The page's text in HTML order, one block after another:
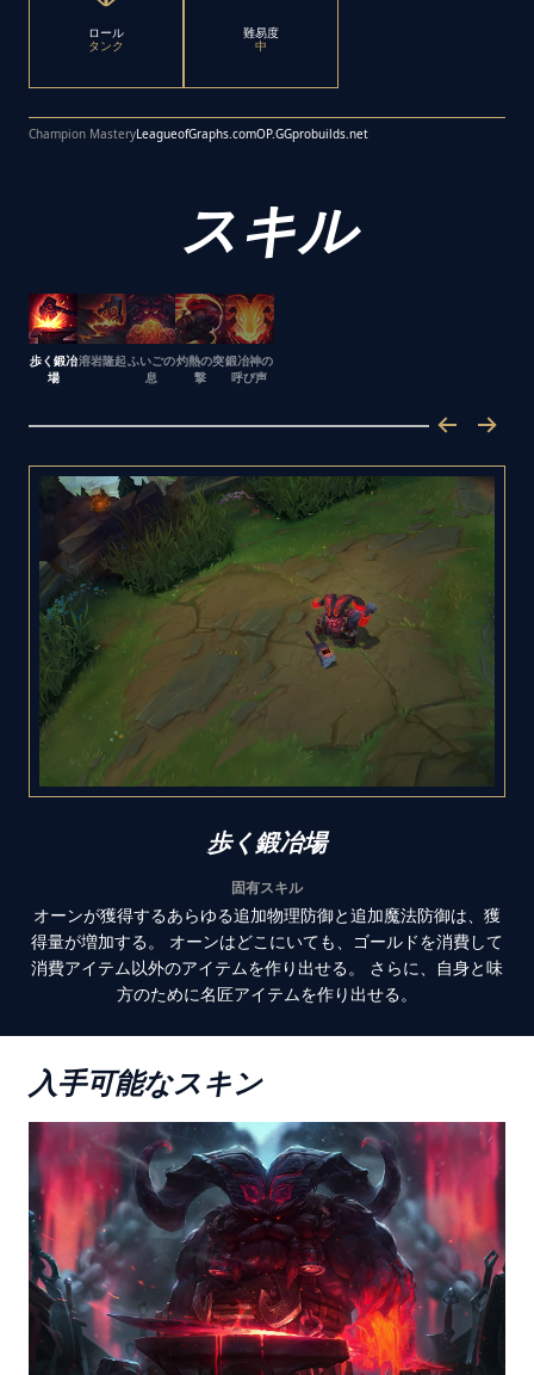
ロール
タンク
難易度
中
Champion MasteryLeagueofGraphs.comOP.GGprobuilds.net
スキル
歩く鍛冶
場
溶岩隆起ふいごの
息
灼熱の突
撃
鍛冶神の
呼び声
歩く鍛冶場
固有スキル
オーンが獲得するあらゆる追加物理防御と追加魔法防御は、獲
得量が増加する。 オーンはどこにいても、ゴールドを消費して
消費アイテム以外のアイテムを作り出せる。 さらに、自身と味
方のために名匠アイテムを作り出せる。
入手可能なスキン